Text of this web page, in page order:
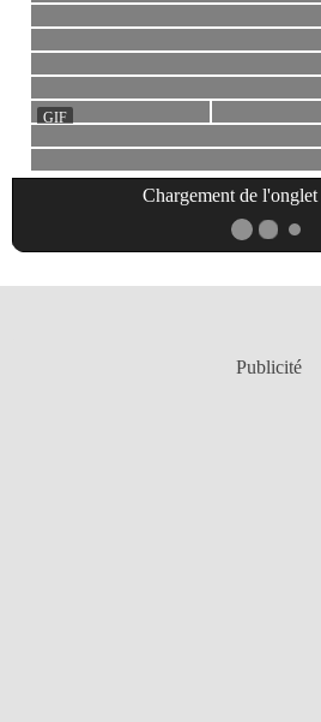
Chargement de l'onglet
Publicité